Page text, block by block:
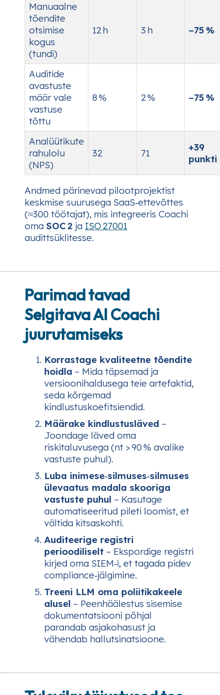
Manuaalne
tõendite
otsimise
kogus
(tundi)
12 h 3 h −75 %
Auditide
avastuste
määr vale
vastuse
tõttu
8 % 2 % −75 %
Analüütikute
rahulolu
(NPS)
32 71
+39
punkti
Andmed pärinevad pilootprojektist
keskmise suurusega SaaS‑ettevõttes
(≈300 töötajat), mis integreeris Coachi
oma SOC 2 ja ISO 27001
audittsüklitesse.
Parimad tavad
Selgitava AI Coachi
juurutamiseks
Korrastage kvaliteetne tõendite
hoidla – Mida täpsemad ja
versioonihaldusega teie artefaktid,
seda kõrgemad
kindlustuskoefitsiendid.
Määrake kindlustusläved –
Joondage läved oma
riskitaluvusega (nt > 90 % avalike
vastuste puhul).
Luba inimese‑silmuses‑silmuses
ülevaatus madala skooriga
vastuste puhul – Kasutage
automatiseeritud pileti loomist, et
vältida kitsaskohti.
Auditeerige registri
perioodiliselt – Ekspordige registri
kirjed oma SIEM‑i, et tagada pidev
compliance‑jälgimine.
Treeni LLM oma poliitikakeele
alusel – Peenhäälestus sisemise
dokumentatsiooni põhjal
parandab asjakohasust ja
vähendab hallutsinatsioone.